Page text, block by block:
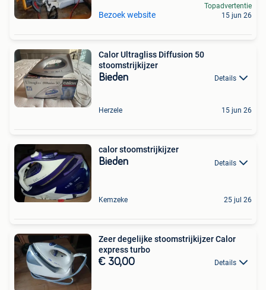
Bezoek website
Topadvertentie
15 jun 26
Calor Ultragliss Diffusion 50
stoomstrijkijzer
Bieden Details
Herzele 15 jun 26
calor stoomstrijkijzer
Bieden Details
Kemzeke 25 jul 26
Zeer degelijke stoomstrijkijzer Calor
express turbo
€ 30,00 Details